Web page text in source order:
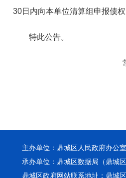
30日内向本单位清算组申报债权
特此公告。
主办单位：鼎城区人民政府办公
承办单位：鼎城区数据局（鼎城
鼎城区政府网站联系地址：鼎城